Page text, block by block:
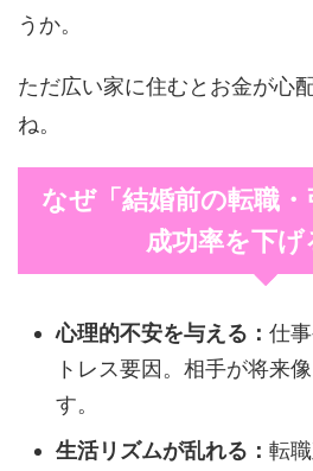
うか。
ただ広い家に住むとお金が心
ね。
なぜ「結婚前の転職
成功率を下
心理的不安を与える： 仕
トレス要因。相手が将来
す。
生活リズムが乱れる： 転